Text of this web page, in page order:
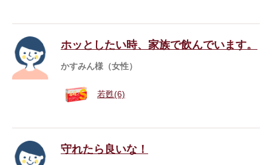
ホッとしたい時、家族で飲んでいます。
かすみん様（女性）
若甦(6)
守れたら良いな！